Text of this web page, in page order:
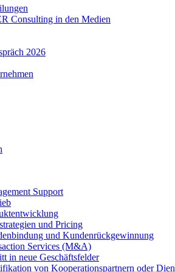
Consulting in den Medien
2026
Support
und Pricing
und Kundenrückgewinnung
Services (M&A)
in neue Geschäftsfelder
von Kooperationspartnern oder